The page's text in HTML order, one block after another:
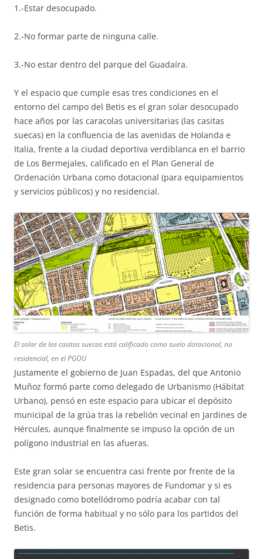
1.-Estar desocupado.
2.-No formar parte de ninguna calle.
3.-No estar dentro del parque del Guadaíra.
Y el espacio que cumple esas tres condiciones en el
entorno del campo del Betis es el gran solar desocupado
hace años por las caracolas universitarias (las casitas
suecas) en la confluencia de las avenidas de Holanda e
Italia, frente a la ciudad deportiva verdiblanca en el barrio
de Los Bermejales, calificado en el Plan General de
Ordenación Urbana como dotacional (para equipamientos
y servicios públicos) y no residencial.
El solar de las casitas suecas está calificado como suelo dotacional, no
residencial, en el PGOU
Justamente el gobierno de Juan Espadas, del que Antonio
Muñoz formó parte como delegado de Urbanismo (Hábitat
Urbano), pensó en este espacio para ubicar el depósito
municipal de la grúa tras la rebelión vecinal en Jardines de
Hércules, aunque finalmente se impuso la opción de un
polígono industrial en las afueras.
Este gran solar se encuentra casi frente por frente de la
residencia para personas mayores de Fundomar y si es
designado como botellódromo podría acabar con tal
función de forma habitual y no sólo para los partidos del
Betis.